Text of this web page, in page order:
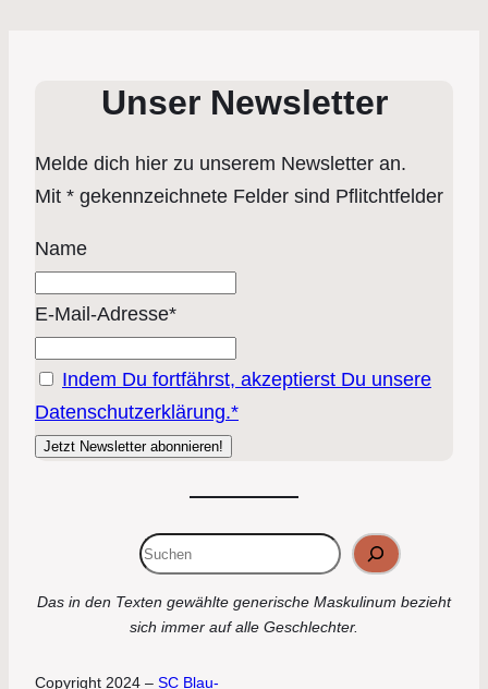
Unser Newsletter
Melde dich hier zu unserem Newsletter an.
Mit * gekennzeichnete Felder sind Pflitchtfelder
Name
E-Mail-Adresse*
Indem Du fortfährst, akzeptierst Du unsere
Datenschutzerklärung.*
Das in den Texten gewählte generische Maskulinum bezieht
sich immer auf alle Geschlechter.
Copyright 2024 – SC Blau-